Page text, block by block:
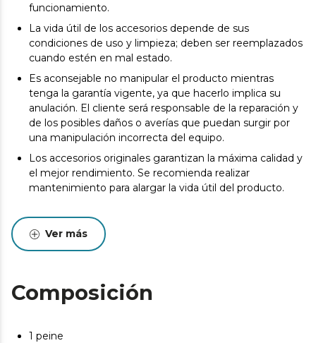
funcionamiento.
La vida útil de los accesorios depende de sus
condiciones de uso y limpieza; deben ser reemplazados
cuando estén en mal estado.
Es aconsejable no manipular el producto mientras
tenga la garantía vigente, ya que hacerlo implica su
anulación. El cliente será responsable de la reparación y
de los posibles daños o averías que puedan surgir por
una manipulación incorrecta del equipo.
Los accesorios originales garantizan la máxima calidad y
el mejor rendimiento. Se recomienda realizar
mantenimiento para alargar la vida útil del producto.
Ver más
Composición
1 peine